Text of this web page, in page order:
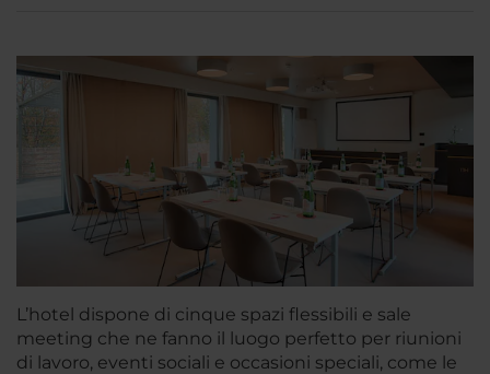
L’hotel dispone di cinque spazi flessibili e sale
meeting che ne fanno il luogo perfetto per riunioni
di lavoro, eventi sociali e occasioni speciali, come le